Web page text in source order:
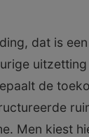
dat is
de
Men kiest